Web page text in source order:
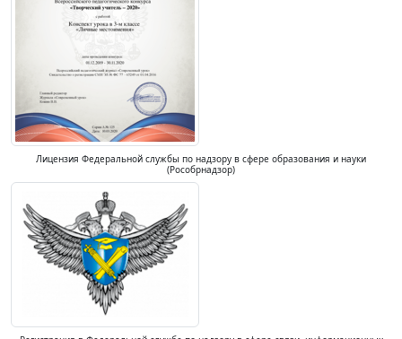
Лицензия Федеральной службы по надзору в сфере образования и науки
(Рособрнадзор)